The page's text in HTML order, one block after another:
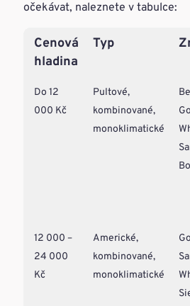
očekávat, naleznete v tabulce:
Cenová
hladina
Typ
Do 12
000 Kč
Pultové,
kombinované,
monoklimatické
12 000 –
24 000
Kč
Americké,
kombinované,
monoklimatické